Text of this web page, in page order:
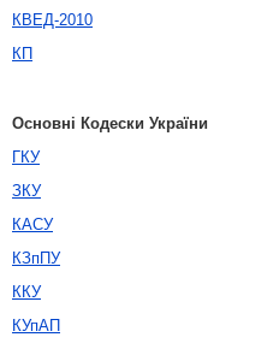
КВЕД-2010
КП
Основні Кодески України
ГКУ
ЗКУ
КАСУ
КЗпПУ
ККУ
КУпАП